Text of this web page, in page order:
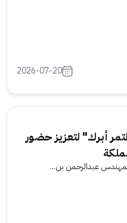
2026-07-20
أبرك" لتعزيز حضور
المهندس عبدالرحمن بن...